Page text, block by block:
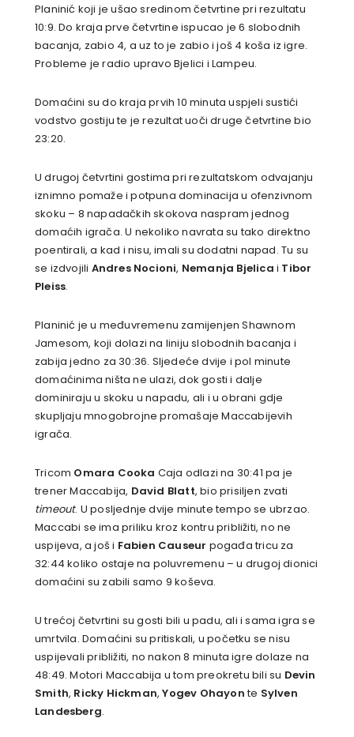
Planinić koji je ušao sredinom četvrtine pri rezultatu
10:9. Do kraja prve četvrtine ispucao je 6 slobodnih
bacanja, zabio 4, a uz to je zabio i još 4 koša iz igre.
Probleme je radio upravo Bjelici i Lampeu.
Domaćini su do kraja prvih 10 minuta uspjeli sustići
vodstvo gostiju te je rezultat uoči druge četvrtine bio
23:20.
U drugoj četvrtini gostima pri rezultatskom odvajanju
iznimno pomaže i potpuna dominacija u ofenzivnom
skoku – 8 napadačkih skokova naspram jednog
domaćih igrača. U nekoliko navrata su tako direktno
poentirali, a kad i nisu, imali su dodatni napad. Tu su
se izdvojili Andres Nocioni, Nemanja Bjelica i Tibor
Pleiss.
Planinić je u međuvremenu zamijenjen Shawnom
Jamesom, koji dolazi na liniju slobodnih bacanja i
zabija jedno za 30:36. Sljedeće dvije i pol minute
domaćinima ništa ne ulazi, dok gosti i dalje
dominiraju u skoku u napadu, ali i u obrani gdje
skupljaju mnogobrojne promašaje Maccabijevih
igrača.
Tricom Omara Cooka Caja odlazi na 30:41 pa je
trener Maccabija, David Blatt, bio prisiljen zvati
timeout. U posljednje dvije minute tempo se ubrzao.
Maccabi se ima priliku kroz kontru približiti, no ne
uspijeva, a još i Fabien Causeur pogađa tricu za
32:44 koliko ostaje na poluvremenu – u drugoj dionici
domaćini su zabili samo 9 koševa.
U trećoj četvrtini su gosti bili u padu, ali i sama igra se
umrtvila. Domaćini su pritiskali, u početku se nisu
uspijevali približiti, no nakon 8 minuta igre dolaze na
48:49. Motori Maccabija u tom preokretu bili su Devin
Smith, Ricky Hickman,Yogev Ohayonte Sylven
Landesberg.